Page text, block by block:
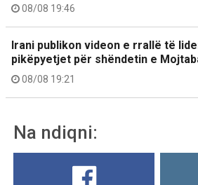
08/08 19:46
Irani publikon videon e rrallë të
pikëpyetjet për shëndetin e
08/08 19:21
Na ndiqni: